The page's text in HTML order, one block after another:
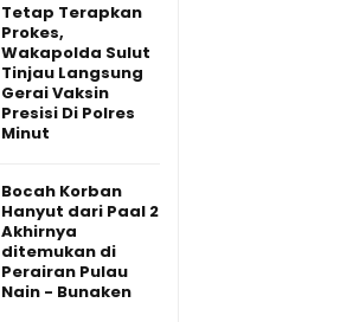
Tetap Terapkan
Prokes,
Wakapolda Sulut
Tinjau Langsung
Gerai Vaksin
Presisi Di Polres
Minut
Bocah Korban
Hanyut dari Paal 2
Akhirnya
ditemukan di
Perairan Pulau
Nain - Bunaken